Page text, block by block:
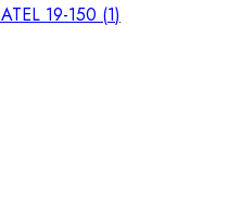
ATEL 19-150 (1)